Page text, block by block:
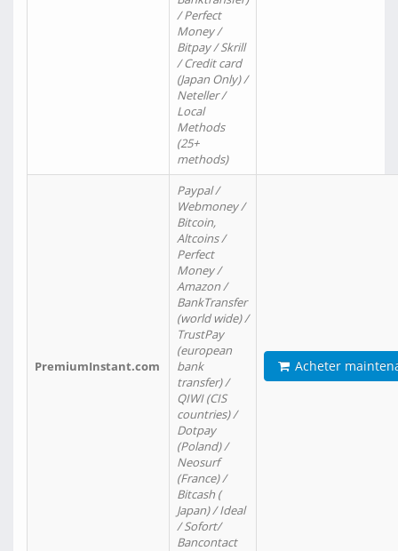
/ Perfect
Money /
Bitpay / Skrill
/ Credit card
(Japan Only) /
Neteller /
Local
Methods
(25+
methods)
PremiumInstant.com
Paypal /
Webmoney /
Bitcoin,
Altcoins /
Perfect
Money /
Amazon /
BankTransfer
(world wide) /
TrustPay
(european
bank
transfer) /
QIWI (CIS
countries) /
Dotpay
(Poland) /
Neosurf
(France) /
Bitcash (
Japan) / Ideal
/ Sofort/
Bancontact
Acheter